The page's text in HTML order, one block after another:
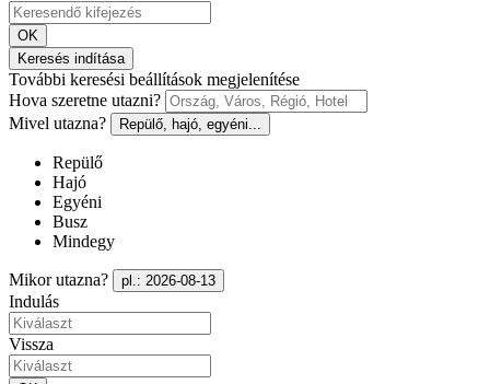
OK
Keresés indítása
További keresési beállítások megjelenítése
Hova szeretne utazni?
Mivel utazna?
Repülő, hajó, egyéni...
Repülő
Hajó
Egyéni
Busz
Mindegy
Mikor utazna? pl.: 2026-08-13
Indulás
Vissza